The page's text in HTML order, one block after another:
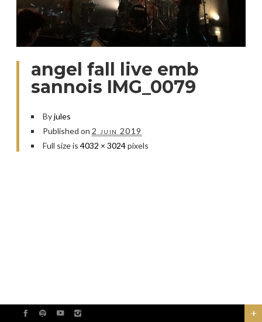
angel fall live emb
sannois IMG_0079
Byjules
Published on 2 juin 2019
Full size is 4032 × 3024pixels